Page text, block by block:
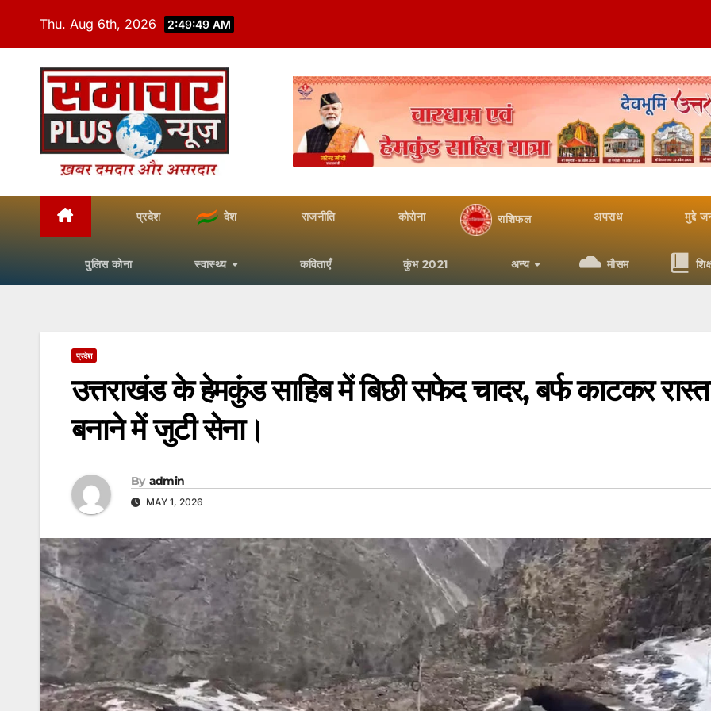
Thu. Aug 6th, 2026 2:49:50 AM
प्रदेश देश राजनीति कोरोना राशिफल अपराध मुद्दे
पुलिस कोना स्वास्थ्य कविताएँ कुंभ 2021 अन्य मौसम
प्रदेश
उत्तराखंड के हेमकुंड साहिब में बिछी सफेद चादर, बर्फ काटकर
बनाने में जुटी सेना।
By admin
MAY 1, 2026